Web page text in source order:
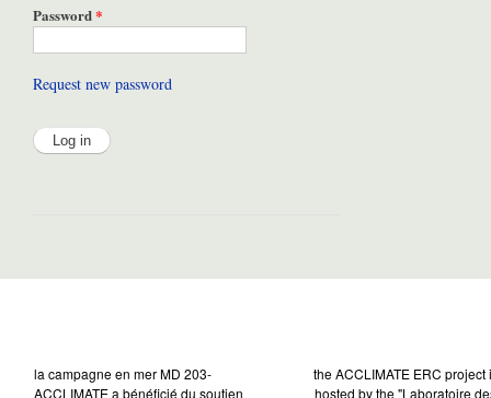
Password*
Request new password
la campagne en mer MD 203-
ACCLIMATE a bénéficié du soutien
the ACCLIMATE ERC project
hosted by the "Laboratoire